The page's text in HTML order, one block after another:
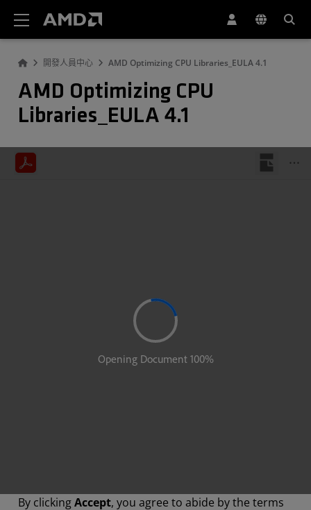
開發人員中心 AMD Optimizing CPU Libraries_EULA 4.1
AMD Optimizing CPU
Libraries_EULA 4.1
By clickingAccept, you agree to abide by the terms